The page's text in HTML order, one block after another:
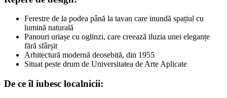
Ferestre de la podea până la tavan care inundă spațiul cu
lumină naturală
Panouri uriașe cu oglinzi, care creează iluzia unei eleganțe
fără sfârșit
Arhitectură modernă deosebită, din 1955
Situat peste drum de Universitatea de Arte Aplicate
De ce îl iubesc localnicii: